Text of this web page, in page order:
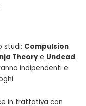
studi: Compulsion
Theorye Undead
indipendenti e
in trattativa con